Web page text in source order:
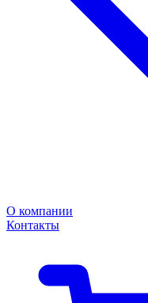
О компании
Контакты